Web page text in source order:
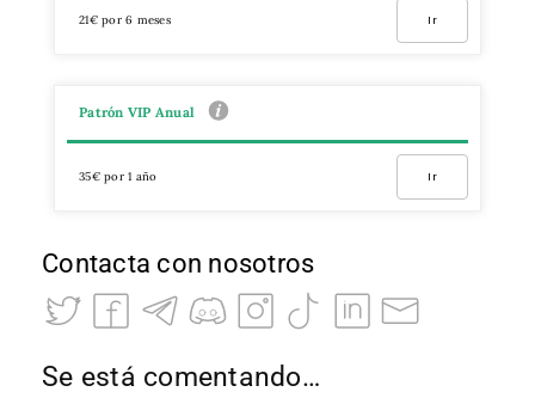
21€ por 6 meses Ir
Patrón VIP Anual
35€ por 1 año Ir
Contacta con nosotros
Se está comentando…